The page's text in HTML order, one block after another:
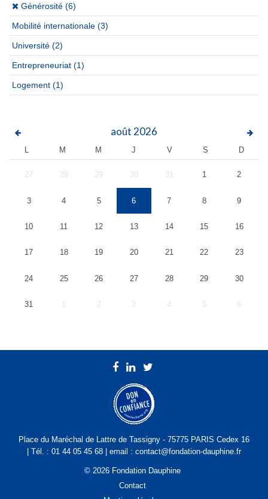
(x)
Générosité (6)
Mobilité internationale (3)
Université (2)
Entrepreneuriat (1)
Logement (1)
août 2026
L M M J V S D
27 28 29 30 31 1 2
3 4 5 6 7 8 9
10 11 12 13 14 15 16
17 18 19 20 21 22 23
24 25 26 27 28 29 30
31 1 2 3 4 5 6
Place du Maréchal de Lattre de Tassigny - 75775 PARIS Cedex 16
| Tél. : 01 44 05 45 68 | email : contact@fondation-dauphine.fr
© 2026 Fondation Dauphine
Contact